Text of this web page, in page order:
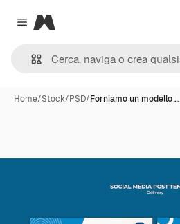
Close menu
Magnific
Home/Stock/PSD/Forniamo un modello …